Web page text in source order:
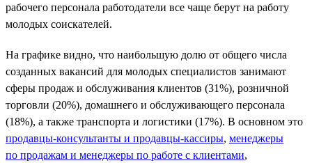
рабочего персонала работодатели все чаще берут на работу
молодых соискателей.
На графике видно, что наибольшую долю от общего числа
созданных вакансий для молодых специалистов занимают
сферы продаж и обслуживания клиентов (31%), розничной
торговли (20%), домашнего и обслуживающего персонала
(18%), а также транспорта и логистики (17%). В основном это
продавцы-консультанты и продавцы-кассиры, менеджеры
по продажам и менеджеры по работе с клиентами,